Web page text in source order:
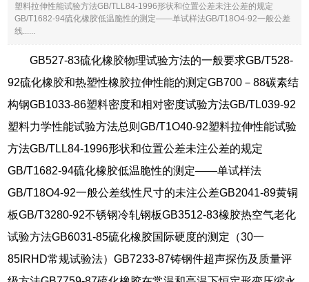
塑料拉伸性能试验方法GB/TLL84-1996形状和位置公差未注公差的规定
GB/T1682-94硫化橡胶低温脆性的测定——单试样法GB/T18O4-92一般公差
线......
GB527-83硫化橡胶物理试验方法的一般要求GB/T528-
92硫化橡胶和热塑性橡胶拉伸性能的测定GB700－88碳素结
构钢GB1033-86塑料密度和相对密度试验方法GB/TL039-92
塑料力学性能试验方法总则GB/T1O40-92塑料拉伸性能试验
方法GB/TLL84-1996形状和位置公差未注公差的规定
GB/T1682-94硫化橡胶低温脆性的测定——单试样法
GB/T18O4-92一般公差线性尺寸的未注公差GB2041-89黄铜
板GB/T3280-92不锈钢冷轧钢板GB3512-83橡胶热空气老化
试验方法GB6031-85硫化橡胶国际硬度的测定（30一
85IRHD常规试验法）GB7233-87铸钢件超声探伤及质量评